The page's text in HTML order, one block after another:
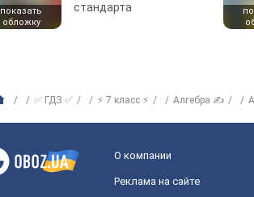
показать
обложку
стандарта
✅ ГДЗ ✅ ⚡ 7 класс ⚡ Алгебра ✍
О компании
Реклама на сайте